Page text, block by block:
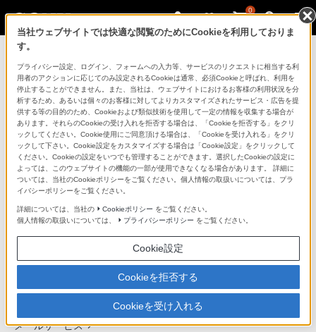
0
ソニーストアのご利用ガイド
ご利用ガイドでは、ソニーストアのご利用方法・サービ
スに関しまとめてご案内しております。
ご利用の前に
ソニーストア 店舗のご案内
ソニーショップ（ソニーストア取次店）のご案内
ソニーストアの特典・サービス
（長期保証、下取サービス、設置・設定サービスなど）
定期クーポンのプレゼントについて
メールサービス
当社ウェブサイトでは快適な閲覧のためにCookieを利用しておりま
す。
プライバシー設定、ログイン、フォームへの入力等、サービスのリクエストに相当する利
用者のアクションに応じてのみ設定されるCookieは通常、必須Cookieと呼ばれ、利用を
停止することができません。また、当社は、ウェブサイトにおけるお客様の利用状況を分
析するため、あるいは個々のお客様に対してよりカスタマイズされたサービス・広告を提
供する等の目的のため、Cookieおよび類似技術を使用して一定の情報を収集する場合が
あります。それらのCookieの受け入れを拒否する場合は、「Cookieを拒否する」をクリ
ックしてください。Cookie使用にご同意頂ける場合は、「Cookieを受け入れる」をクリ
ックして下さい。Cookie設定をカスタマイズする場合は「Cookie設定」をクリックして
ください。Cookieの設定をいつでも管理することができます。選択したCookieの設定に
よっては、このウェブサイトの機能の一部が使用できなくなる場合があります。 詳細に
ついては、当社のCookieポリシーをご覧ください。個人情報の取扱いについては、プラ
イバシーポリシーをご覧ください。
詳細については、当社の Cookieポリシー をご覧ください。
個人情報の取扱いについては、
プライバシーポリシー をご覧ください。
Cookie設定
Cookieを拒否する
Cookieを受け入れる